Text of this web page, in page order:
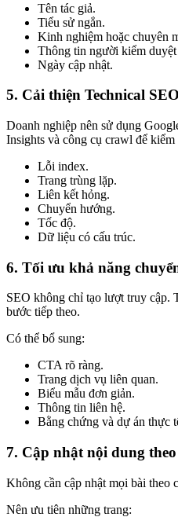
Tên tác giả.
Tiểu sử ngắn.
Kinh nghiệm hoặc chuyên
Thông tin người kiểm
Ngày cập nhật.
5. Cải thiện Technical SEO
Doanh nghiệp nên sử dụng
Insights và công cụ crawl để kiểm
Lỗi index.
Trang trùng lặp.
Liên kết hỏng.
Chuyển hướng.
Tốc độ.
Dữ liệu có cấu trúc.
6. Tối ưu khả năng
SEO không chỉ tạo lượt truy cập.
bước tiếp theo.
Có thể bổ sung:
CTA rõ ràng.
Trang dịch vụ liên quan.
Biểu mẫu đơn giản.
Thông tin liên hệ.
Bằng chứng và dự án thực
7. Cập nhật nội dung
Không cần cập nhật mọi bài theo
Nên ưu tiên những trang: